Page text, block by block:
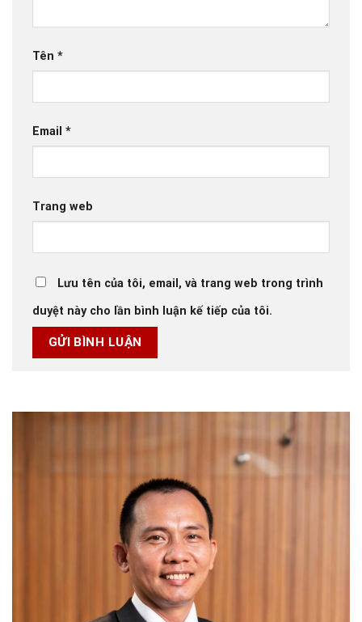
Tên *
Email *
Trang web
Lưu tên của tôi, email, và trang web trong trình
duyệt này cho lần bình luận kế tiếp của tôi.